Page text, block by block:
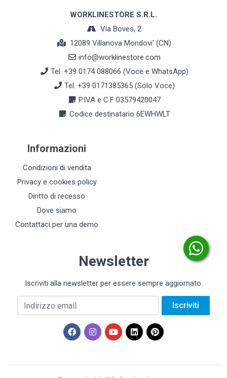
WORKLINESTORE S.R.L.
Via Boves, 2
12089 Villanova Mondovi' (CN)
info@worklinestore.com
Tel. +39 0174 088066 (Voce e WhatsApp)
Tel. +39 0171385365 (Solo Voce)
P.IVA e C.F 03579420047
Codice destinatario 6EWHWLT
Informazioni
Condizioni di vendita
Privacy e cookies policy
Diritto di recesso
Dove siamo
Contattaci per una demo
Newsletter
Iscriviti alla newsletter per essere sempre aggiornato.
Indirizzo email Iscriviti